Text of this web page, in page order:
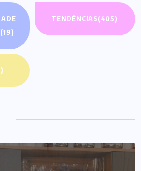
(19)
TENDÊNCIAS(405)